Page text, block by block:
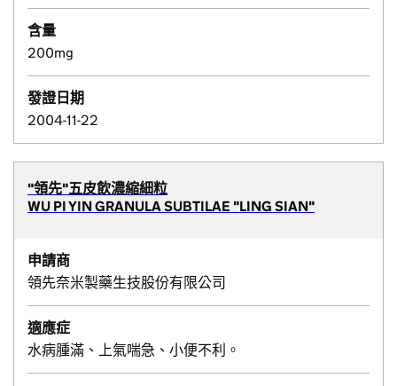
含量
200mg
發證日期
2004-11-22
"領先"五皮飲濃縮細粒
WU PI YIN GRANULA SUBTILAE "LING SIAN"
申請商
領先奈米製藥生技股份有限公司
適應症
水病腫滿、上氣喘急、小便不利。